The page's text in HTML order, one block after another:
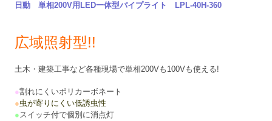
日動 単相200V用LED一体型パイプライト LPL-40H-360
広域照射型!!
土木・建築工事など各種現場で単相200Vも100Vも使える!
●割れにくいポリカーボネート
●虫が寄りにくい低誘虫性
●スイッチ付で個別に消点灯